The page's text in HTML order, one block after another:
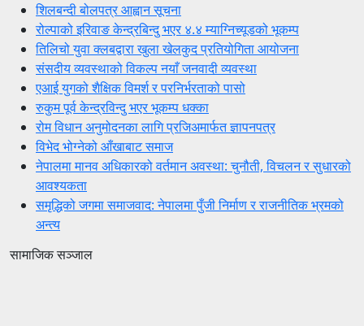
शिलबन्दी बोलपत्र आह्वान सूचना
रोल्पाको इरिवाङ केन्द्रबिन्दु भएर ४.४ म्याग्निच्यूडको भूकम्प
तिलिचो युवा क्लबद्वारा खुला खेलकुद प्रतियोगिता आयोजना
संसदीय व्यवस्थाको विकल्प नयाँ जनवादी व्यवस्था
एआई युगको शैक्षिक विमर्श र परनिर्भरताको पासो
रुकुम पूर्व केन्द्रविन्दु भएर भूकम्प धक्का
रोम विधान अनुमोदनका लागि प्रजिअमार्फत ज्ञापनपत्र
विभेद भोग्नेको आँखाबाट समाज
नेपालमा मानव अधिकारको वर्तमान अवस्था: चुनौती, विचलन र सुधारको
आवश्यकता
समृद्धिको जगमा समाजवाद: नेपालमा पुँजी निर्माण र राजनीतिक भ्रमको
अन्त्य
सामाजिक सञ्जाल